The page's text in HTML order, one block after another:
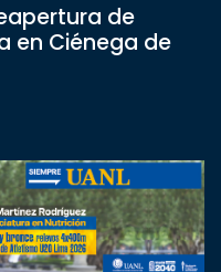
de
en Ciénega de